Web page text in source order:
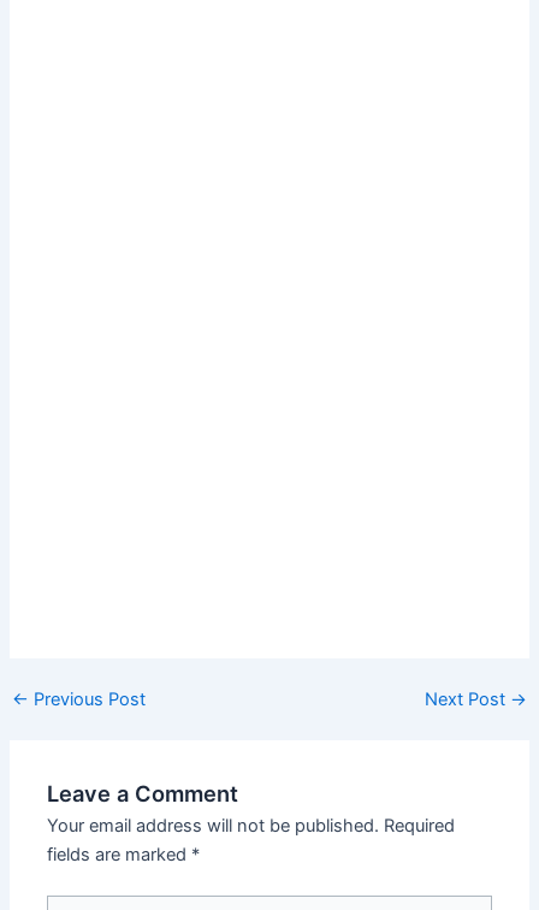
Post
← Previous Post Next Post →
Leave a Comment
Your email address will not be published. Required
fields are marked *